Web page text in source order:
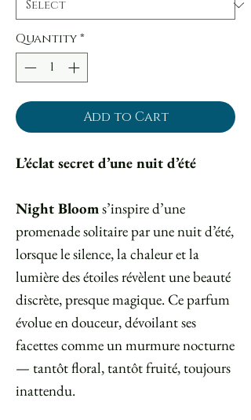
Quantity*
Add to Cart
L’éclat secret d’une nuit d’été
Night Blooms’inspire d’une
promenade solitaire par une nuit d’été,
lorsque le silence, la chaleur et la
lumière des étoiles révèlent une beauté
discrète, presque magique. Ce parfum
évolue en douceur, dévoilant ses
facettes comme un murmure nocturne
— tantôt floral, tantôt fruité, toujours
inattendu.